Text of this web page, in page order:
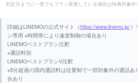
判定月までに一度でもプラン変更している場合は特典対象外
詳細はLINEMOの公式サイト（https://www.linemo.jp/）
ン専用 ※時間帯により速度制御の場合あり
LINEMOベストプラン注釈
※通話料別
LINEMOベストプランV注釈
※5分超過の国内通話料は従量制で一部対象外の通話あ
合あり